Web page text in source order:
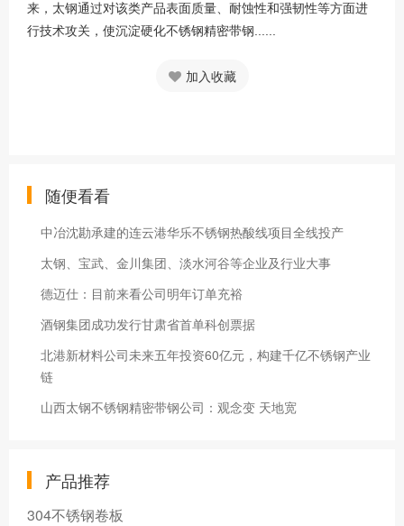
来，太钢通过对该类产品表面质量、耐蚀性和强韧性等方面进
行技术攻关，使沉淀硬化不锈钢精密带钢......
加入收藏
随便看看
中冶沈勘承建的连云港华乐不锈钢热酸线项目全线投产
太钢、宝武、金川集团、淡水河谷等企业及行业大事
德迈仕：目前来看公司明年订单充裕
酒钢集团成功发行甘肃省首单科创票据
北港新材料公司未来五年投资60亿元，构建千亿不锈钢产业
链
山西太钢不锈钢精密带钢公司：观念变 天地宽
产品推荐
304不锈钢卷板